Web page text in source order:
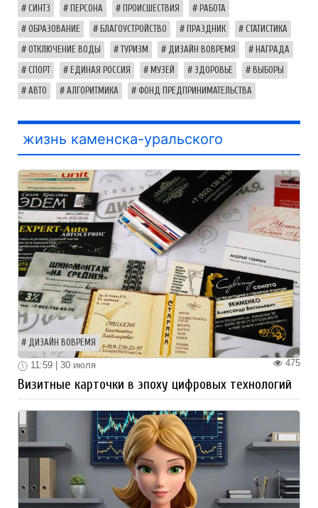
СИНТЗ ПЕРСОНА ПРОИСШЕСТВИЯ РАБОТА
ОБРАЗОВАНИЕ БЛАГОУСТРОЙСТВО ПРАЗДНИК СТАТИСТИКА
ОТКЛЮЧЕНИЕ ВОДЫ ТУРИЗМ ДИЗАЙН ВОВРЕМЯ НАГРАДА
СПОРТ ЕДИНАЯ РОССИЯ МУЗЕЙ ЗДОРОВЬЕ ВЫБОРЫ
АВТО АЛГОРИТМИКА ФОНД ПРЕДПРИНИМАТЕЛЬСТВА
жизнь каменска-уральского
ДИЗАЙН ВОВРЕМЯ
475
11:59 | 30 июля
Визитные карточки в эпоху цифровых технологий